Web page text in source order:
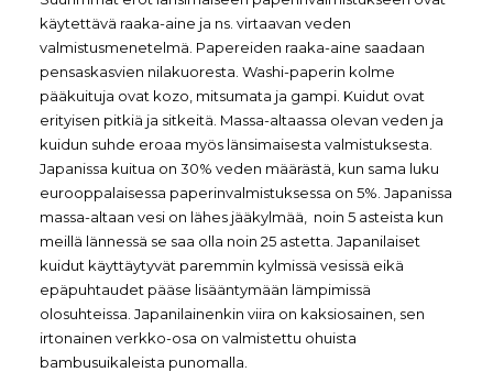
käytettävä raaka-aine ja ns. virtaavan veden
valmistusmenetelmä. Papereiden raaka-aine saadaan
pensaskasvien nilakuoresta. Washi-paperin kolme
pääkuituja ovat kozo, mitsumata ja gampi. Kuidut ovat
erityisen pitkiä ja sitkeitä. Massa-altaassa olevan veden ja
kuidun suhde eroaa myös länsimaisesta valmistuksesta.
Japanissa kuitua on 30% veden määrästä, kun sama luku
eurooppalaisessa paperinvalmistuksessa on 5%. Japanissa
massa-altaan vesi on lähes jääkylmää, noin 5 asteista kun
meillä lännessä se saa olla noin 25 astetta. Japanilaiset
kuidut käyttäytyvät paremmin kylmissä vesissä eikä
epäpuhtaudet pääse lisääntymään lämpimissä
olosuhteissa. Japanilainenkin viira on kaksiosainen, sen
irtonainen verkko-osa on valmistettu ohuista
bambusuikaleista punomalla.